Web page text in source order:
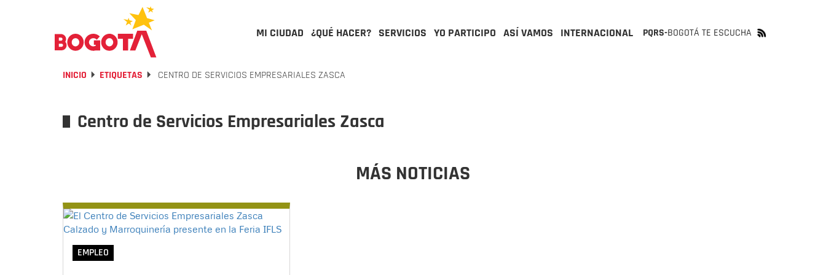
MI CIUDAD ¿QUÉ HACER? SERVICIOS YO PARTICIPO ASÍ VAMOS INTERNACIONAL PQRS-BOGOTÁ TE ESCUCHA
INICIO ETIQUETAS CENTRO DE SERVICIOS EMPRESARIALES ZASCA
Centro de Servicios Empresariales Zasca
MÁS NOTICIAS
EMPLEO